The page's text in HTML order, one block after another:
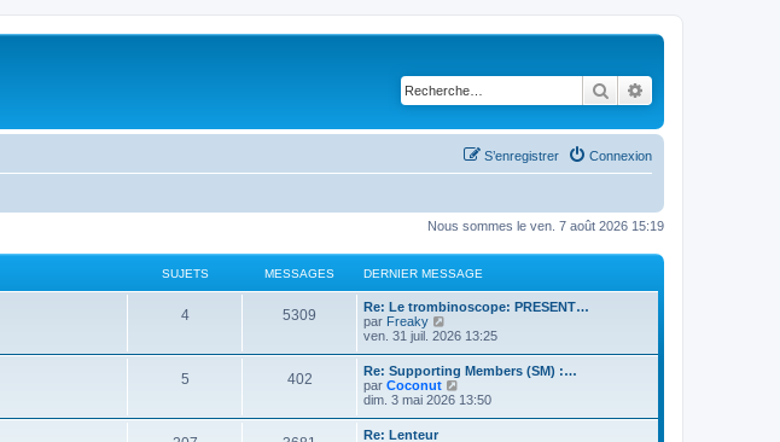
Rechercher
Connexion
S’enregistrer
Nous sommes le ven. 7 août 2026 15:19
SUJETS MESSAGES DERNIER MESSAGE
4 5309
Re: Le trombinoscope: PRESENT…
par Freaky
o
l
e
d
e
ven. 31 juil. 2026 13:25
5 402
Re: Supporting Members (SM) :…
par Coconut
o
dim. 3 mai 2026 13:50
Re: Lenteur